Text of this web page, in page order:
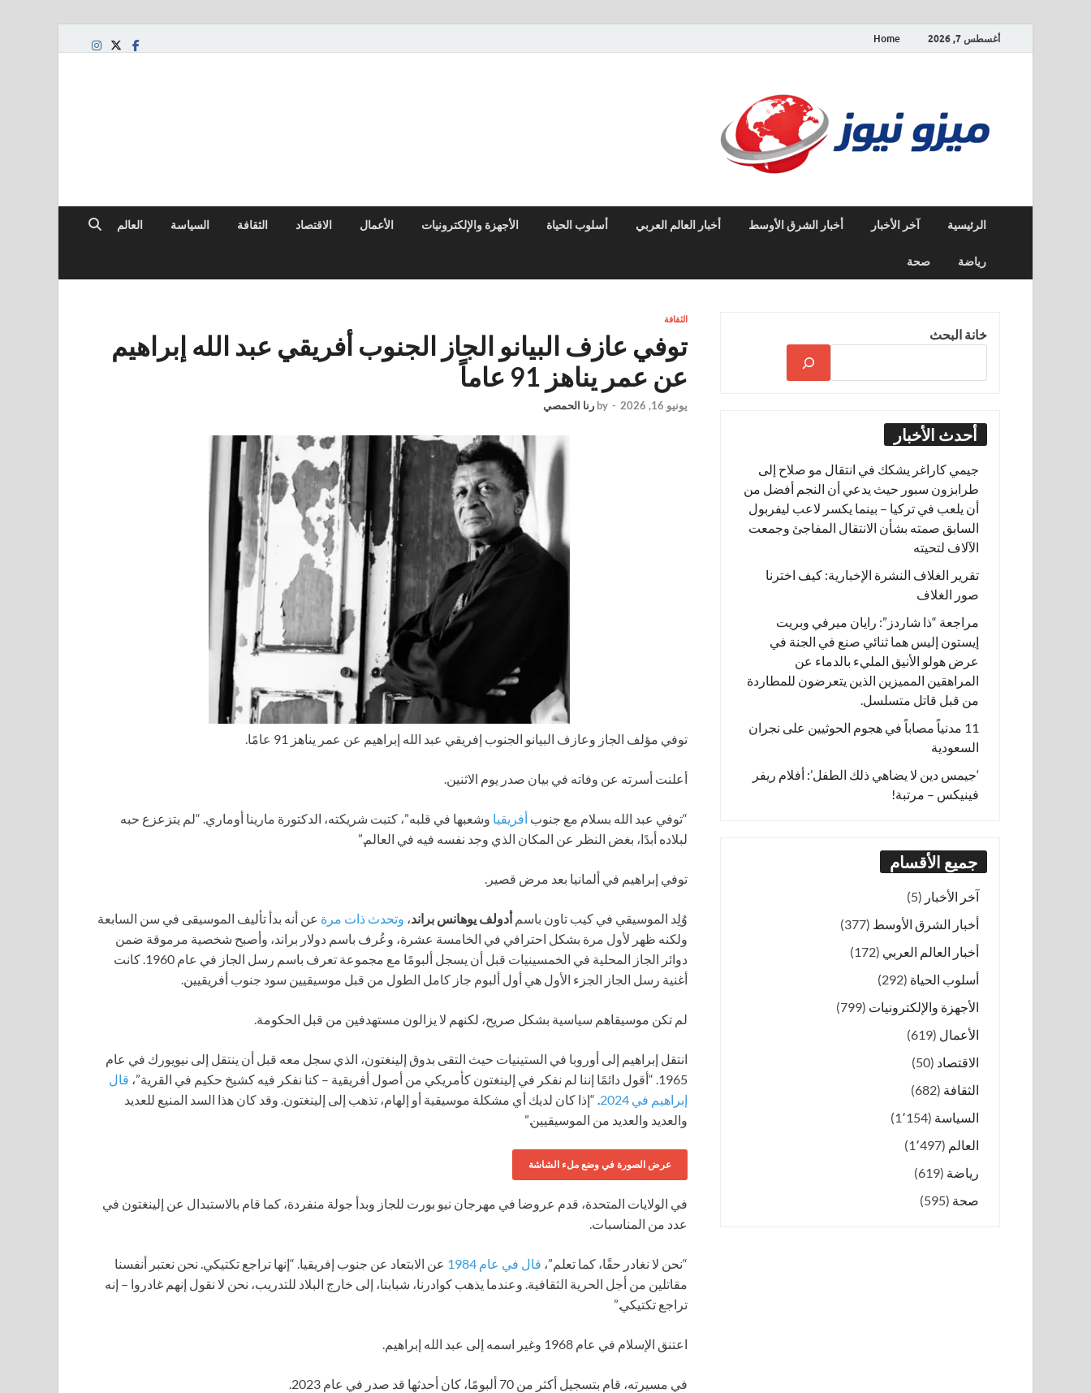
أغسطس 7, 2026 Home
الرئيسية آخر الأخبار أخبار الشرق الأوسط أخبار العالم العربي أسلوب الحياة الأجهزة والإلكترونيات الأعمال الاقتصاد الثقافة السياسة العالم
رياضة صحة
الثقافة
توفي عازف البيانو الجاز الجنوب أفريقي عبد الله إبراهيم
عن عمر يناهز 91 عاماً
يونيو 16, 2026 -
by رنا الحمصي
توفي مؤلف الجاز وعازف البيانو الجنوب إفريقي عبد الله إبراهيم عن عمر يناهز 91 عامًا.
أعلنت أسرته عن وفاته في بيان صدر يوم الاثنين.
“توفي عبد الله بسلام مع جنوب أفريقيا وشعبها في قلبه”، كتبت شريكته، الدكتورة مارينا أوماري. “لم يتزعزع حبه
لبلاده أبدًا، بغض النظر عن المكان الذي وجد نفسه فيه في العالم.”
توفي إبراهيم في ألمانيا بعد مرض قصير.
وُلِد الموسيقي في كيب تاون باسم أدولف يوهانس براند، وتحدث ذات مرة عن أنه بدأ تأليف الموسيقى في سن السابعة
ولكنه ظهر لأول مرة بشكل احترافي في الخامسة عشرة، وعُرف باسم دولار براند، وأصبح شخصية مرموقة ضمن
دوائر الجاز المحلية في الخمسينيات قبل أن يسجل ألبومًا مع مجموعة تعرف باسم رسل الجاز في عام 1960. كانت
أغنية رسل الجاز الجزء الأول هي أول ألبوم جاز كامل الطول من قبل موسيقيين سود جنوب أفريقيين.
لم تكن موسيقاهم سياسية بشكل صريح، لكنهم لا يزالون مستهدفين من قبل الحكومة.
انتقل إبراهيم إلى أوروبا في الستينيات حيث التقى بدوق إلينغتون، الذي سجل معه قبل أن ينتقل إلى نيويورك في عام
1965. “أقول دائمًا إننا لم نفكر في إلينغتون كأمريكي من أصول أفريقية – كنا نفكر فيه كشيخ حكيم في القرية”،
قال
إبراهيم في 2024
. “إذا كان لديك أي مشكلة موسيقية أو إلهام، تذهب إلى إلينغتون. وقد كان هذا السد المنيع للعديد
والعديد والعديد من الموسيقيين.”
عرض الصورة في وضع ملء الشاشة
في الولايات المتحدة، قدم عروضا في مهرجان نيو بورت للجاز وبدأ جولة منفردة، كما قام بالاستبدال عن إلينغتون في
عدد من المناسبات.
“نحن لا نغادر حقًا، كما تعلم”، قال في عام 1984
عن الابتعاد عن جنوب إفريقيا. “إنها تراجع تكتيكي. نحن نعتبر أنفسنا
مقاتلين من أجل الحرية الثقافية. وعندما يذهب كوادرنا، شبابنا، إلى خارج البلاد للتدريب، نحن لا نقول إنهم غادروا – إنه
تراجع تكتيكي.”
اعتنق الإسلام في عام 1968 وغير اسمه إلى عبد الله إبراهيم.
في مسيرته، قام بتسجيل أكثر من 70 ألبومًا، كان أحدثها قد صدر في عام 2023.
خانة البحث
أحدث الأخبار
جيمي كاراغر يشكك في انتقال مو صلاح إلى
طرابزون سبور حيث يدعي أن النجم أفضل من
أن يلعب في تركيا – بينما يكسر لاعب ليفربول
السابق صمته بشأن الانتقال المفاجئ وجمعت
الآلاف لتحيته
تقرير الغلاف النشرة الإخبارية: كيف اخترنا
صور الغلاف
مراجعة “ذا شاردز”: رايان ميرفي وبريت
إيستون إليس هما ثنائي صنع في الجنة في
عرض هولو الأنيق المليء بالدماء عن
المراهقين المميزين الذين يتعرضون للمطاردة
من قبل قاتل متسلسل.
11 مدنياً مصاباً في هجوم الحوثيين على نجران
السعودية
‘جيمس دين لا يضاهي ذلك الطفل’: أفلام ريفر
فينيكس – مرتبة!
جميع الأقسام
آخر الأخبار (5)
أخبار الشرق الأوسط (377)
أخبار العالم العربي (172)
أسلوب الحياة (292)
الأجهزة والإلكترونيات (799)
الأعمال (619)
الاقتصاد (50)
الثقافة (682)
السياسة (1٬154)
العالم (1٬497)
رياضة (619)
صحة (595)